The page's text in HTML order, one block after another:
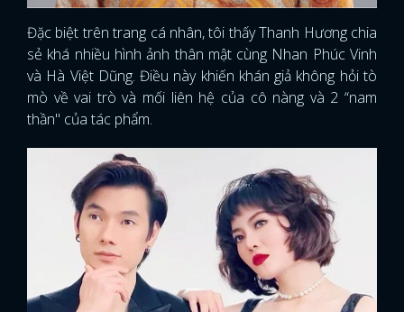
x
ĐĂNG NHẬP
Đặc biệt trên trang cá nhân, tôi thấy Thanh Hương chia
sẻ khá nhiều hình ảnh thân mật cùng Nhan Phúc Vinh
và Hà Việt Dũng. Điều này khiến khán giả không hỏi tò
mò về vai trò và mối liên hệ của cô nàng và 2 “nam
thần" của tác phẩm.